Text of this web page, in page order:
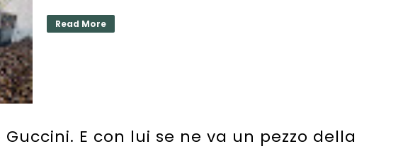
Read More
E con lui se ne va un pezzo della